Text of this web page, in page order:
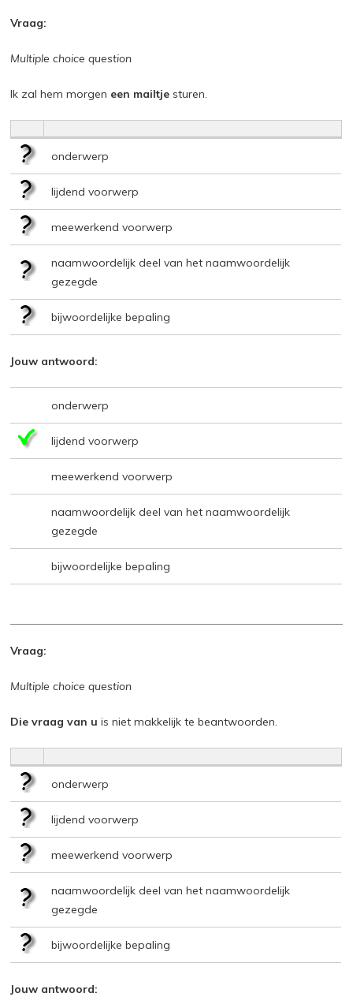
Vraag:
Multiple choice question
Ik zal hem morgen een mailtje sturen.
onderwerp
lijdend voorwerp
meewerkend voorwerp
naamwoordelijk deel van het naamwoordelijk
gezegde
bijwoordelijke bepaling
Jouw antwoord:
onderwerp
lijdend voorwerp
meewerkend voorwerp
naamwoordelijk deel van het naamwoordelijk
gezegde
bijwoordelijke bepaling
Vraag:
Multiple choice question
Die vraag van u is niet makkelijk te beantwoorden.
onderwerp
lijdend voorwerp
meewerkend voorwerp
naamwoordelijk deel van het naamwoordelijk
gezegde
bijwoordelijke bepaling
Jouw antwoord: